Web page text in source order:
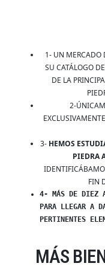
1- UN MERCADO
SU CATÁLOGO
DE LA
2-
3- HEMOS
PIEDRA
FIN
4- MÁS DE DIEZ
PARA LLEGAR A
PERTINENTES
MÁS